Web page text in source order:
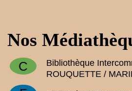
Nos
C
Bibliothèque
ROUQUETTE /